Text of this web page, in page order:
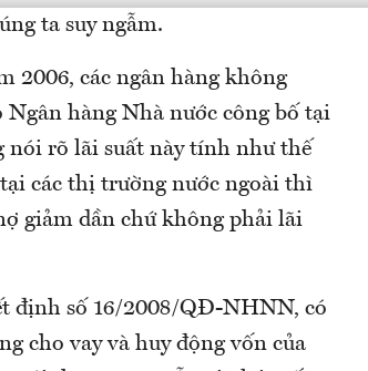
ta suy ngẫm.
2006, các ngân hàng không
Ngân hàng Nhà nước công bố tại
nói rõ lãi suất này tính như thế
các thị trường nước ngoài thì
giảm dần chứ không phải lãi
định số 16/2008/QĐ-NHNN, có
cho vay và huy động vốn của